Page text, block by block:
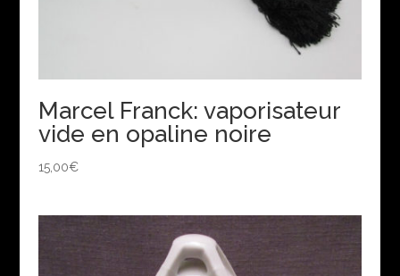
Marcel Franck: vaporisateur
vide en opaline noire
15,00€